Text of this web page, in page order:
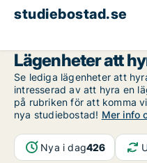
studiebostad.se
Lägenheter att
Se lediga lägenheter att
intresserad av att hyra en
på rubriken för att komma
nya studiebostad! Mer info
Nya i dag426